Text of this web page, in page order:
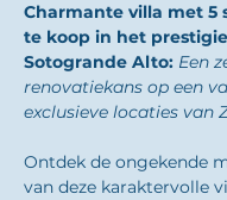
Charmante villa met 5
te koop in het
Sotogrande Alto: Een
renovatiekans op een
exclusieve locaties van
Ontdek de ongekende
van deze karaktervolle